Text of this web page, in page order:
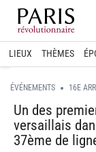
Home
LIEUX THÈMES
ÉVÉNEMENTS 16E
Un des
versaillais
37ème de